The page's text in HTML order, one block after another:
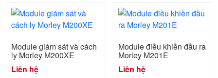
Module giám sát và cách
ly Morley M200XE
Liên hệ
Module điều khiền đầu ra
Morley M201E
Liên hệ